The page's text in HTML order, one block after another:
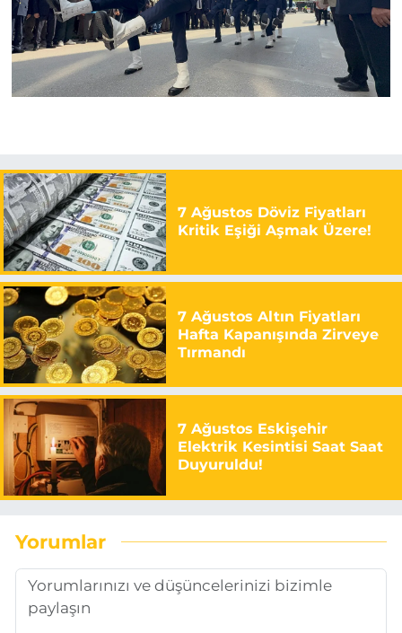
7 Ağustos Döviz Fiyatları
Kritik Eşiği Aşmak Üzere!
7 Ağustos Altın Fiyatları
Hafta Kapanışında Zirveye
Tırmandı
7 Ağustos Eskişehir
Elektrik Kesintisi Saat Saat
Duyuruldu!
Yorumlar